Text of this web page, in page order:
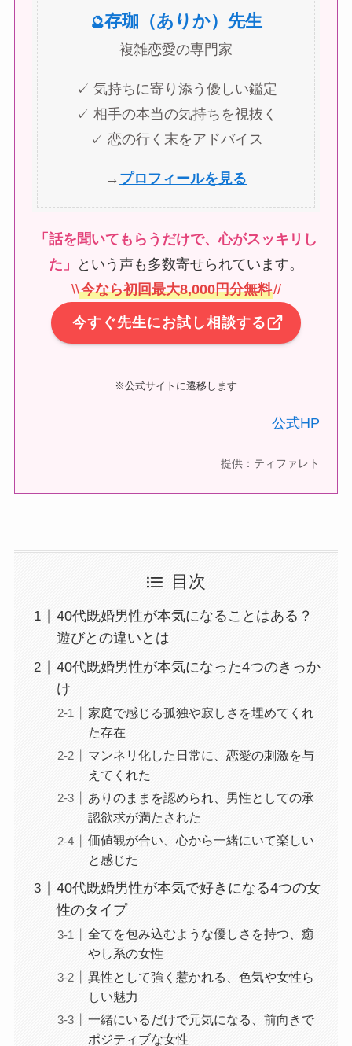
🔮存珈（ありか）先生
複雑恋愛の専門家
✓ 気持ちに寄り添う優しい鑑定
✓ 相手の本当の気持ちを視抜く
✓ 恋の行く末をアドバイス
→ プロフィールを見る
「話を聞いてもらうだけで、心がスッキリし
た」
という声も多数寄せられています。
\\今なら初回最大8,000円分無料//
今すぐ先生にお試し相談する
※公式サイトに遷移します
公式HP
提供：ティファレト
目次
40代既婚男性が本気になることはある？
遊びとの違いとは
40代既婚男性が本気になった4つのきっか
け
家庭で感じる孤独や寂しさを埋めてくれ
た存在
マンネリ化した日常に、恋愛の刺激を与
えてくれた
ありのままを認められ、男性としての承
認欲求が満たされた
価値観が合い、心から一緒にいて楽しい
と感じた
40代既婚男性が本気で好きになる4つの女
性のタイプ
全てを包み込むような優しさを持つ、癒
やし系の女性
異性として強く惹かれる、色気や女性ら
しい魅力
一緒にいるだけで元気になる、前向きで
ポジティブな女性